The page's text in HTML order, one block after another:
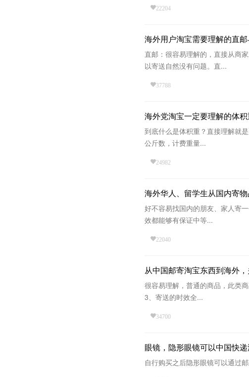
22204
海外用户淘宝需要理解的直
直邮：很容易理解的，直接从商
以寄送自然没有问题。直...
37788
海外党淘宝一定要理解的体
到底什么是体积重？直接理解就
公斤数，计费重量...
24982
海外华人、留学生从国内寄
好不容易找国内的朋友、家人寄
效都能够有保证中等...
22040
从中国邮寄淘宝东西到海外
很容易理解，普通的商品，此类
3、寄送的时效全...
34700
眼镜，隐形眼镜可以中国快
自行购买之后隐形眼镜可以通过